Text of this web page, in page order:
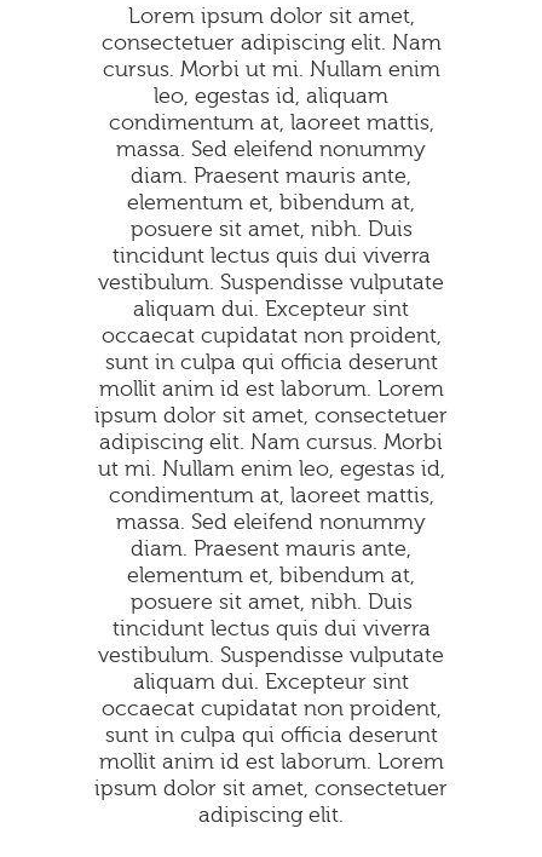
Lorem ipsum dolor sit amet,
consectetuer adipiscing elit. Nam
cursus. Morbi ut mi. Nullam enim
leo, egestas id, aliquam
condimentum at, laoreet mattis,
massa. Sed eleifend nonummy
diam. Praesent mauris ante,
elementum et, bibendum at,
posuere sit amet, nibh. Duis
tincidunt lectus quis dui viverra
vestibulum. Suspendisse vulputate
aliquam dui. Excepteur sint
occaecat cupidatat non proident,
sunt in culpa qui officia deserunt
mollit anim id est laborum. Lorem
ipsum dolor sit amet, consectetuer
adipiscing elit. Nam cursus. Morbi
ut mi. Nullam enim leo, egestas id,
condimentum at, laoreet mattis,
massa. Sed eleifend nonummy
diam. Praesent mauris ante,
elementum et, bibendum at,
posuere sit amet, nibh. Duis
tincidunt lectus quis dui viverra
vestibulum. Suspendisse vulputate
aliquam dui. Excepteur sint
occaecat cupidatat non proident,
sunt in culpa qui officia deserunt
mollit anim id est laborum. Lorem
ipsum dolor sit amet, consectetuer
adipiscing elit.